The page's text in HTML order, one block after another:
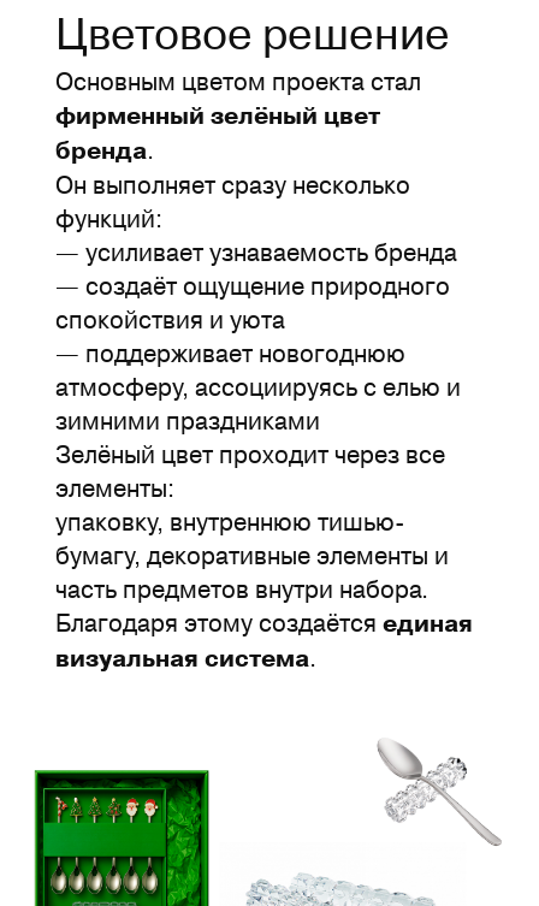
Цветовое решение
Основным цветом проекта стал
фирменный зелёный цвет
бренда.
Он выполняет сразу несколько
функций:
— усиливает узнаваемость бренда
— создаёт ощущение природного
спокойствия и уюта
— поддерживает новогоднюю
атмосферу, ассоциируясь с елью и
зимними праздниками
Зелёный цвет проходит через все
элементы:
упаковку, внутреннюю тишью-
бумагу, декоративные элементы и
часть предметов внутри набора.
Благодаря этому создаётсяединая
визуальная система.